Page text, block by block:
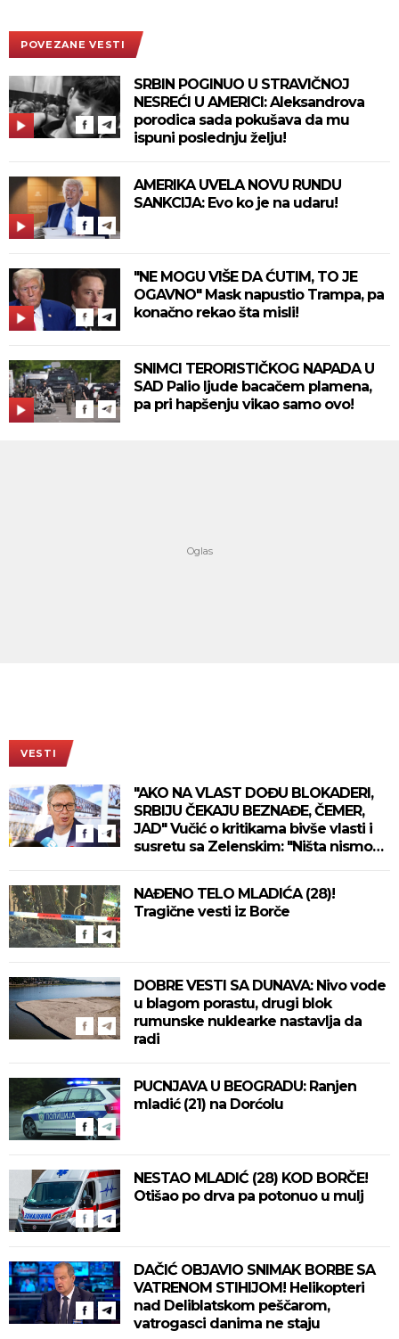
POVEZANE VESTI
SRBIN POGINUO U STRAVIČNOJ
NESREĆI U AMERICI: Aleksandrova
porodica sada pokušava da mu
ispuni poslednju želju!
AMERIKA UVELA NOVU RUNDU
SANKCIJA: Evo ko je na udaru!
"NE MOGU VIŠE DA ĆUTIM, TO JE
OGAVNO" Mask napustio Trampa, pa
konačno rekao šta misli!
SNIMCI TERORISTIČKOG NAPADA U
SAD Palio ljude bacačem plamena,
pa pri hapšenju vikao samo ovo!
VESTI
"AKO NA VLAST DOĐU BLOKADERI,
SRBIJU ČEKAJU BEZNAĐE, ČEMER,
JAD" Vučić o kritikama bivše vlasti i
susretu sa Zelenskim: "Ništa nismo
NAĐENO TELO MLADIĆA (28)!
Tragične vesti iz Borče
DOBRE VESTI SA DUNAVA: Nivo vode
u blagom porastu, drugi blok
rumunske nuklearke nastavlja da
radi
PUCNJAVA U BEOGRADU: Ranjen
mladić (21) na Dorćolu
NESTAO MLADIĆ (28) KOD BORČE!
Otišao po drva pa potonuo u mulj
DAČIĆ OBJAVIO SNIMAK BORBE SA
VATRENOM STIHIJOM! Helikopteri
nad Deliblatskom peščarom,
vatrogasci danima ne staju